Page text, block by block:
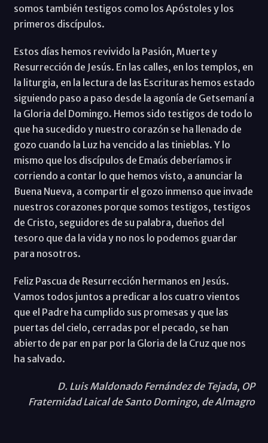
somos también testigos como los Apóstoles y los
primeros discípulos.
Estos días hemos revivido la Pasión, Muerte y
Resurrección de Jesús. En las calles, en los templos, en
la liturgia, en la lectura de las Escrituras hemos estado
siguiendo paso a paso desde la agonía de Getsemaní a
la Gloria del Domingo. Hemos sido testigos de todo lo
que ha sucedido y nuestro corazón se ha llenado de
gozo cuando la Luz ha vencido a las tinieblas. Y lo
mismo que los discípulos de Emaús deberíamos ir
corriendo a contar lo que hemos visto, a anunciar la
Buena Nueva, a compartir el gozo inmenso que invade
nuestros corazones porque somos testigos, testigos
de Cristo, seguidores de su palabra, dueños del
tesoro que da la vida y no nos lo podemos guardar
para nosotros.
Feliz Pascua de Resurrección hermanos en Jesús.
Vamos todos juntos a predicar a los cuatro vientos
que el Padre ha cumplido sus promesas y que las
puertas del cielo, cerradas por el pecado, se han
abierto de par en par por la Gloria de la Cruz que nos
ha salvado.
D. Luis Maldonado Fernández de Tejada, OP
Fraternidad Laical de Santo Domingo, de Almagro